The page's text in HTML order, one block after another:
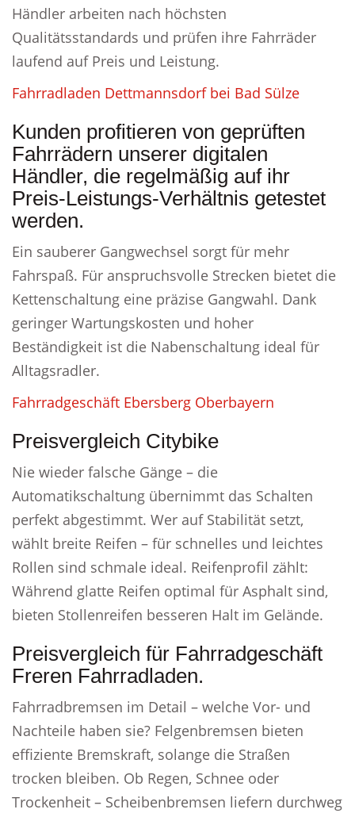
Händler arbeiten nach höchsten
Qualitätsstandards und prüfen ihre Fahrräder
laufend auf Preis und Leistung.
Fahrradladen Dettmannsdorf bei Bad Sülze
Kunden profitieren von geprüften
Fahrrädern unserer digitalen
Händler, die regelmäßig auf ihr
Preis-Leistungs-Verhältnis getestet
werden.
Ein sauberer Gangwechsel sorgt für mehr
Fahrspaß. Für anspruchsvolle Strecken bietet die
Kettenschaltung eine präzise Gangwahl. Dank
geringer Wartungskosten und hoher
Beständigkeit ist die Nabenschaltung ideal für
Alltagsradler.
Fahrradgeschäft Ebersberg Oberbayern
Preisvergleich Citybike
Nie wieder falsche Gänge – die
Automatikschaltung übernimmt das Schalten
perfekt abgestimmt. Wer auf Stabilität setzt,
wählt breite Reifen – für schnelles und leichtes
Rollen sind schmale ideal. Reifenprofil zählt:
Während glatte Reifen optimal für Asphalt sind,
bieten Stollenreifen besseren Halt im Gelände.
Preisvergleich für Fahrradgeschäft
Freren Fahrradladen.
Fahrradbremsen im Detail – welche Vor- und
Nachteile haben sie? Felgenbremsen bieten
effiziente Bremskraft, solange die Straßen
trocken bleiben. Ob Regen, Schnee oder
Trockenheit – Scheibenbremsen liefern durchweg